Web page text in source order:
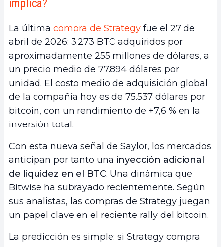
implica?
La última compra de Strategy fue el 27 de
abril de 2026: 3.273 BTC adquiridos por
aproximadamente 255 millones de dólares, a
un precio medio de 77.894 dólares por
unidad. El costo medio de adquisición global
de la compañía hoy es de 75.537 dólares por
bitcoin, con un rendimiento de +7,6 % en la
inversión total.
Con esta nueva señal de Saylor, los mercados
anticipan por tanto una inyección adicional
de liquidez en el BTC. Una dinámica que
Bitwise ha subrayado recientemente. Según
sus analistas, las compras de Strategy juegan
un papel clave en el reciente rally del bitcoin.
La predicción es simple: si Strategy compra